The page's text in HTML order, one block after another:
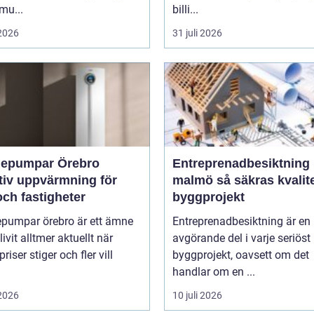
billi...
31 juli 2026
Örebro
uppvärmning för
fastigheter
örebro är ett ämne
alltmer aktuellt när
stiger och fler vill
Entreprenadbesiktning
malmö så säkras kvaliteten i
byggprojekt
Entreprenadbesiktning är en
avgörande del i varje seriöst
byggprojekt, oavsett om det
handlar om en ...
10 juli 2026